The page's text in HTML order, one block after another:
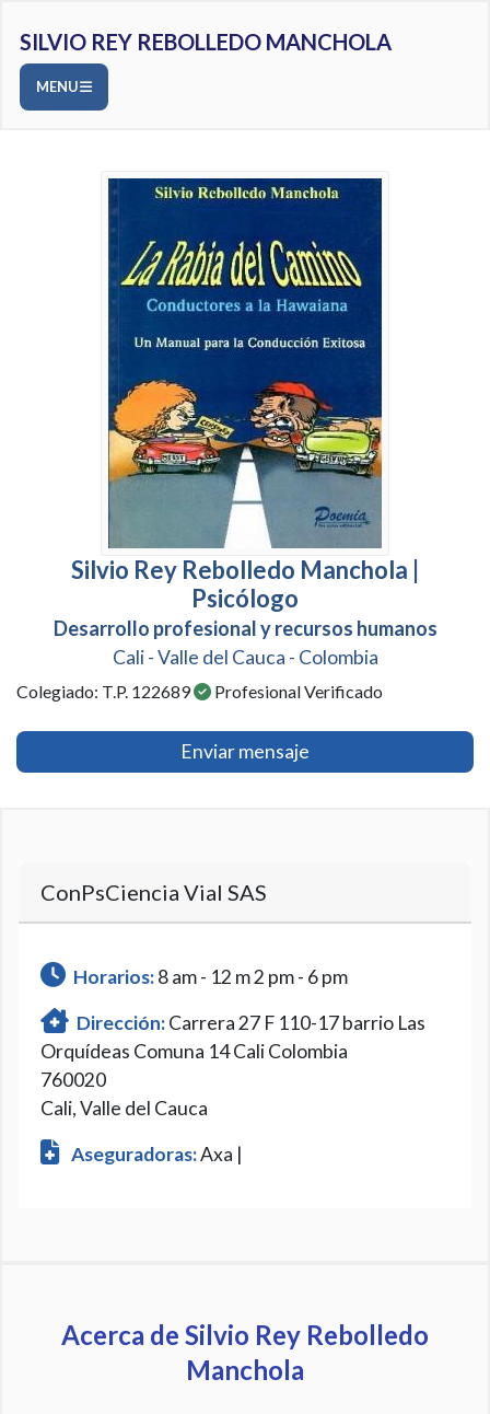
SILVIO REY REBOLLEDO MANCHOLA
MENU
Silvio Rey Rebolledo Manchola |
Psicólogo
Desarrollo profesional y recursos humanos
Cali - Valle del Cauca - Colombia
Colegiado: T.P. 122689 Profesional Verificado
Enviar mensaje
ConPsCiencia Vial SAS
Horarios:8 am - 12 m 2 pm - 6 pm
Dirección:Carrera 27 F 110-17 barrio Las
Orquídeas Comuna 14 Cali Colombia
760020
Cali, Valle del Cauca
Aseguradoras:Axa |
Acerca de Silvio Rey Rebolledo
Manchola